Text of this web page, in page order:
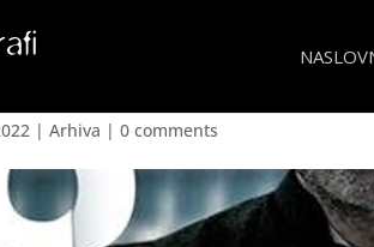
– Goliath
|Arhiva |0 comments